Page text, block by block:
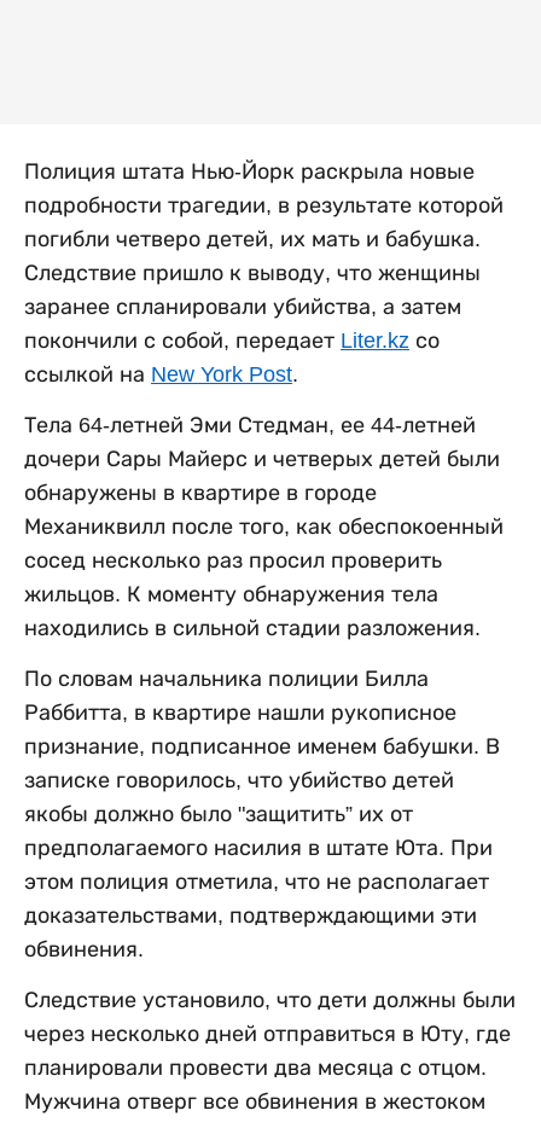
Полиция штата Нью-Йорк раскрыла новые
подробности трагедии, в результате которой
погибли четверо детей, их мать и бабушка.
Следствие пришло к выводу, что женщины
заранее спланировали убийства, а затем
покончили с собой, передает Liter.kz со
ссылкой на New York Post.
Тела 64-летней Эми Стедман, ее 44-летней
дочери Сары Майерс и четверых детей были
обнаружены в квартире в городе
Механиквилл после того, как обеспокоенный
сосед несколько раз просил проверить
жильцов. К моменту обнаружения тела
находились в сильной стадии разложения.
По словам начальника полиции Билла
Раббитта, в квартире нашли рукописное
признание, подписанное именем бабушки. В
записке говорилось, что убийство детей
якобы должно было "защитить” их от
предполагаемого насилия в штате Юта. При
этом полиция отметила, что не располагает
доказательствами, подтверждающими эти
обвинения.
Следствие установило, что дети должны были
через несколько дней отправиться в Юту, где
планировали провести два месяца с отцом.
Мужчина отверг все обвинения в жестоком